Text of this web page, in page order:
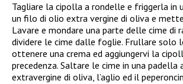
Tagliare la cipolla a rondelle e friggerla in
un filo di olio extra vergine di oliva e
Lavare e mondare una parte delle cime di
dividere le cime dalle foglie. Frullare solo
ottenere una crema ed aggiungervi la
precedenza. Saltare le cime in una padella
extravergine di oliva, l’aglio ed il